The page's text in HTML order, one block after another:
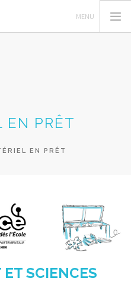
EN PRÊT
EN PRÊT
SCIENCES